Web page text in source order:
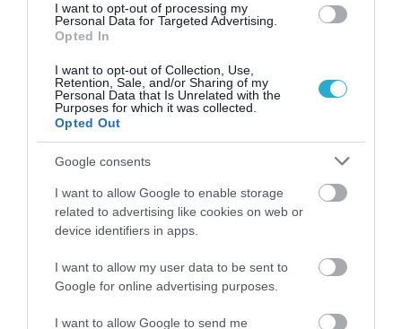
I want to opt-out of processing my
Personal Data for Targeted Advertising.
Opted In
I want to opt-out of Collection, Use,
Retention, Sale, and/or Sharing of my
Personal Data that Is Unrelated with the
Purposes for which it was collected.
Opted Out
Google consents
I want to allow Google to enable storage
related to advertising like cookies on web or
device identifiers in apps.
I want to allow my user data to be sent to
Google for online advertising purposes.
I want to allow Google to send me
pagenews.gr: «Η
χώρα δεν
26.07.2026 | 23:44